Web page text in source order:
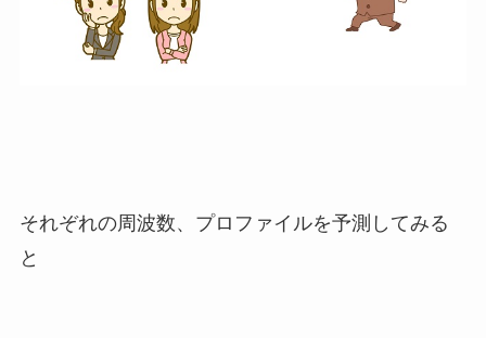
それぞれの周波数、プロファイルを予測してみる
と